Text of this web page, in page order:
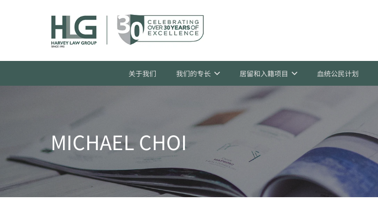
关于我们 我们的专长 居留和入籍项目 血统公民计划
MICHAEL CHOI